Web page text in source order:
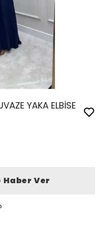
YAKA ELBİSE
Haber Ver